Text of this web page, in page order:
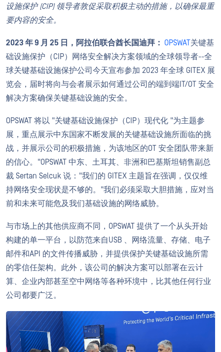
设施保护 (CIP) 领导者敦促采取积极主动的措施，以确保最重
要内容的安全。
2023 年 9 月 25 日，阿拉伯联合酋长国迪拜： OPSWAT关键基
础设施保护（CIP）网络安全解决方案领域的全球领导者--全
球关键基础设施保护公司今天宣布参加 2023 年全球 GITEX 展
览会，届时将向与会者展示如何通过公司的端到端IT/OT 安全
解决方案确保关键基础设施的安全。
OPSWAT 将以 "关键基础设施保护（CIP）现代化 "为主题参
展，重点展示中东国家不断发展的关键基础设施所面临的挑
战，并展示公司的积极措施，为该地区的OT 安全团队带来新
的信心。"OPSWAT 中东、土耳其、非洲和巴基斯坦销售副总
裁 Sertan Selcuk 说："我们的 GITEX 主题旨在强调，仅仅维
持网络安全现状是不够的。"我们必须采取大胆措施，应对当
前和未来可能危及我们基础设施的网络威胁。
与市场上的其他供应商不同，OPSWAT 提供了一个从头开始
构建的单一平台，以防范来自USB 、网络流量、存储、电子
邮件和API 的文件传播威胁，并提供保护关键基础设施所需
的零信任架构。此外，该公司的解决方案可以部署在云计
算、企业内部甚至空中网络等各种环境中，比其他任何行业
公司都要广泛。